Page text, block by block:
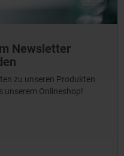
Newsletter
zu unseren Produkten
unserem Onlineshop!